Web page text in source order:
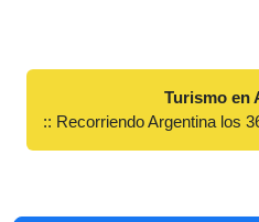
Turismo en
:: Recorriendo Argentina los